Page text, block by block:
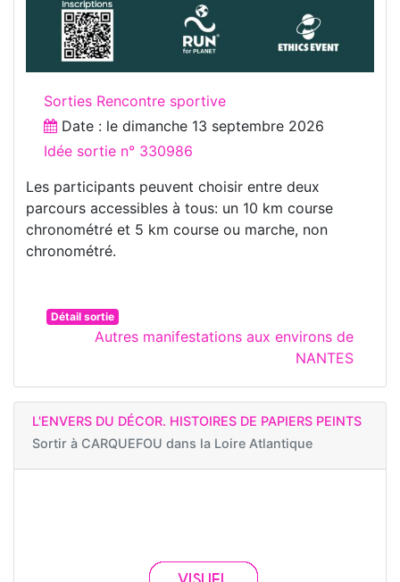
Sorties Rencontre sportive
Date : le dimanche 13 septembre 2026
Idée sortie n° 330986
Les participants peuvent choisir entre deux
parcours accessibles à tous: un 10 km course
chronométré et 5 km course ou marche, non
chronométré.
Détail sortie
Autres manifestations aux environs de
NANTES
L'ENVERS DU DÉCOR. HISTOIRES DE PAPIERS PEINTS
Sortir à CARQUEFOU dans la Loire Atlantique